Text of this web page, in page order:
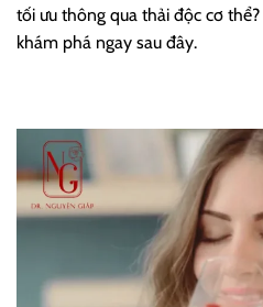
tối ưu thông qua thải độc cơ
khám phá ngay sau đây.